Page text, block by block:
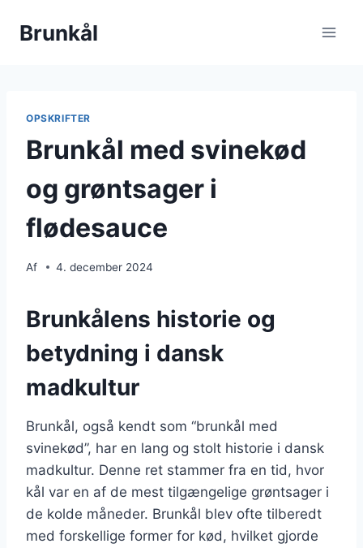
Brunkål
OPSKRIFTER
Brunkål med svinekød
og grøntsager i
flødesauce
Af 4. december 2024
Brunkålens historie og
betydning i dansk
madkultur
Brunkål, også kendt som “brunkål med
svinekød”, har en lang og stolt historie i dansk
madkultur. Denne ret stammer fra en tid, hvor
kål var en af de mest tilgængelige grøntsager i
de kolde måneder. Brunkål blev ofte tilberedt
med forskellige former for kød, hvilket gjorde